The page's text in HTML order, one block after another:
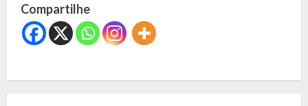
Compartilhe
C